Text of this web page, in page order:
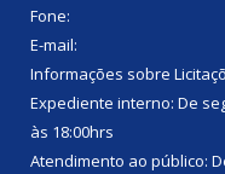
Fone:
E-mail:
Informações sobre
Expediente interno: De
às 18:00hrs
Atendimento ao público: